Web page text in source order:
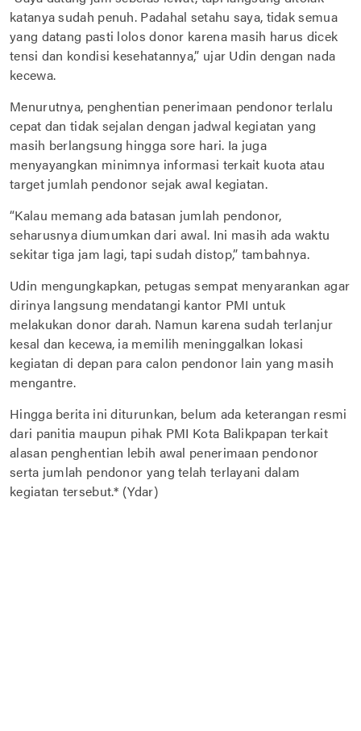
katanya sudah penuh. Padahal setahu saya, tidak semua
yang datang pasti lolos donor karena masih harus dicek
tensi dan kondisi kesehatannya,” ujar Udin dengan nada
kecewa.
Menurutnya, penghentian penerimaan pendonor terlalu
cepat dan tidak sejalan dengan jadwal kegiatan yang
masih berlangsung hingga sore hari. Ia juga
menyayangkan minimnya informasi terkait kuota atau
target jumlah pendonor sejak awal kegiatan.
“Kalau memang ada batasan jumlah pendonor,
seharusnya diumumkan dari awal. Ini masih ada waktu
sekitar tiga jam lagi, tapi sudah distop,” tambahnya.
Udin mengungkapkan, petugas sempat menyarankan agar
dirinya langsung mendatangi kantor PMI untuk
melakukan donor darah. Namun karena sudah terlanjur
kesal dan kecewa, ia memilih meninggalkan lokasi
kegiatan di depan para calon pendonor lain yang masih
mengantre.
Hingga berita ini diturunkan, belum ada keterangan resmi
dari panitia maupun pihak PMI Kota Balikpapan terkait
alasan penghentian lebih awal penerimaan pendonor
serta jumlah pendonor yang telah terlayani dalam
kegiatan tersebut.* (Ydar)